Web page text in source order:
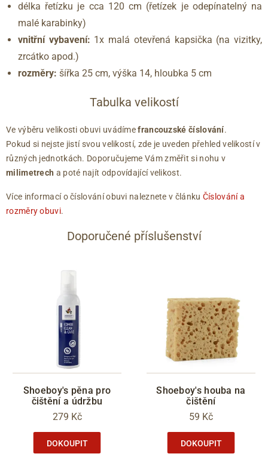
délka řetízku je cca 120 cm (řetízek je odepínatelný na
malé karabinky)
vnitřní vybavení: 1x malá otevřená kapsička (na vizitky,
zrcátko apod.)
rozměry: šířka 25 cm, výška 14, hloubka 5 cm
Tabulka velikostí
Ve výběru velikosti obuvi uvádímefrancouzské číslování.
Pokud si nejste jistí svou velikostí, zde je uveden přehled velikostí v
různých jednotkách. Doporučujeme Vám změřit si nohu v
milimetrech a poté najít odpovídající velikost.
Více informací o číslování obuvi naleznete v článku Číslování a
rozměry obuvi.
Doporučené příslušenství
Shoeboy's pěna pro
čištění a údržbu
279 Kč
DOKOUPIT
Shoeboy's houba na
čištění
59 Kč
DOKOUPIT